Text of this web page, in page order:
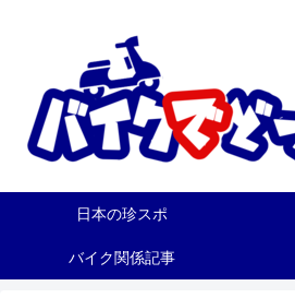
日本の珍スポ
バイク関係記事